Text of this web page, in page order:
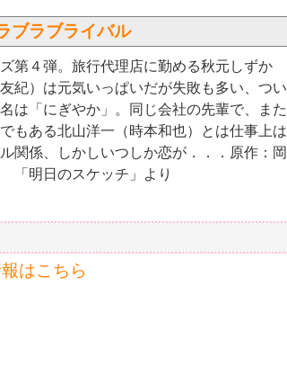
ブラブライバル
第４弾。旅行代理店に勤める秋元しずか
友紀）は元気いっぱいだが失敗も多い、つい
は「にぎやか」。同じ会社の先輩で、また
もある北山洋一（時本和也）とは仕事上は
関係、しかしいつしか恋が．．．原作：岡
「明日のスケッチ」より
はこちら